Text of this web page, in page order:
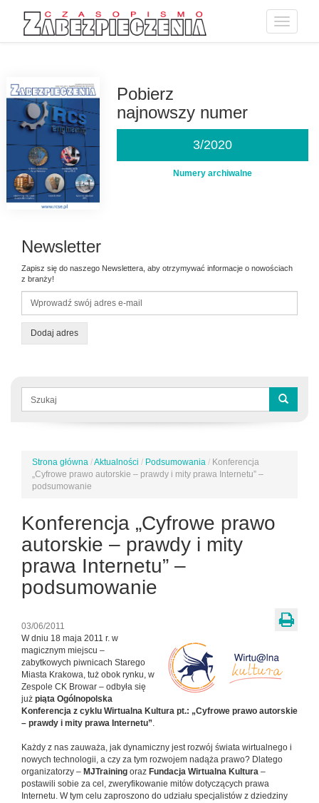
Toggle
Pobierz
najnowszy numer
3/2020
Numery archiwalne
Newsletter
Zapisz się do naszego Newslettera, aby otrzymywać informacje o nowościach
z branży!
Dodaj adres
Formularz
wyszukiwania
Jesteś
tutaj
Strona główna /Aktualności / Podsumowania / Konferencja
„Cyfrowe prawo autorskie – prawdy i mity prawa Internetu” –
podsumowanie
Konferencja „Cyfrowe prawo
autorskie – prawdy i mity
prawa Internetu” –
podsumowanie
03/06/2011
W dniu 18 maja 2011 r. w
magicznym miejscu –
zabytkowych piwnicach Starego
Miasta Krakowa, tuż obok rynku, w
Zespole CK Browar – odbyła się
już piąta Ogólnopolska
Konferencja z cyklu Wirtualna Kultura pt.: „Cyfrowe prawo autorskie
– prawdy i mity prawa Internetu”.
Każdy z nas zauważa, jak dynamiczny jest rozwój świata wirtualnego i
nowych technologii, a czy za tym rozwojem nadąża prawo? Dlatego
organizatorzy – MJTraining oraz Fundacja Wirtualna Kultura –
postawili sobie za cel, zweryfikowanie mitów dotyczących prawa
Internetu. W tym celu zaproszono do udziału specjalistów z dziedziny